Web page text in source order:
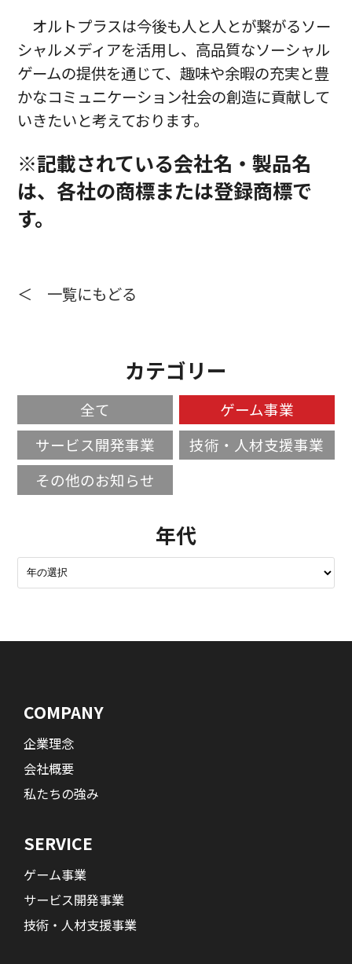
オルトプラスは今後も人と人とが繋がるソー
シャルメディアを活用し、高品質なソーシャル
ゲームの提供を通じて、趣味や余暇の充実と豊
かなコミュニケーション社会の創造に貢献して
いきたいと考えております。
※記載されている会社名・製品名
は、各社の商標または登録商標で
す。
＜ 一覧にもどる
カテゴリー
全て
ゲーム事業
サービス開発事業
技術・人材支援事業
その他のお知らせ
年代
COMPANY
企業理念
会社概要
私たちの強み
SERVICE
ゲーム事業
サービス開発事業
技術・人材支援事業